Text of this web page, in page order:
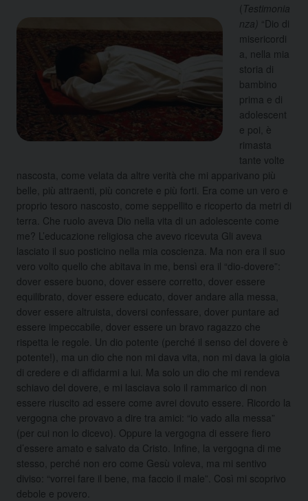
( Testimonia
nza) “Dio di
misericordi
a, nella mia
storia di
bambino
prima e di
adolescent
e poi, è
rimasta
tante volte
nascosta, come velata da altre verità che mi apparivano più
belle, più attraenti, più concrete e più forti. Era come un vero e
proprio tesoro nascosto, come seppellito e ricoperto da metri di
terra. Che ruolo aveva Dio nella vita di un adolescente come
me? L’educazione religiosa che avevo ricevuta Gli aveva
lasciato il suo posticino nella mia coscienza. Ma non era il suo
vero volto quello che abitava in me, bensì era il “dio-dovere”:
dover essere buono, dover essere corretto, dover essere
equilibrato, dover essere educato, dover andare alla messa,
dover essere altruista, doversi confessare, dover puntare ad
essere impeccabile, dover essere un bravo ragazzo che
rispetta le regole. Un dio potente (perché il senso del dovere è
potente!), ma un dio che non mi dava vita, non mi dava la gioia
di credere e di affidarmi a lui. Ma solo un dio che mi rendeva
schiavo del dovere, e mi lasciava solo il rammarico di non
essere riuscito ad essere come avrei dovuto essere. Ricordo la
vergogna che provavo a dire tra amici: “io vado alla messa”
(per cui non lo dicevo). Oppure la vergogna di essere fiero
d’essere amato e salvato da Cristo. Infine, la vergogna di me
stesso, perché non ero come Gesù voleva, ma mi sentivo
diviso: “vorrei fare il bene, ma faccio il male”. Così mi scoprivo
debole e povero.